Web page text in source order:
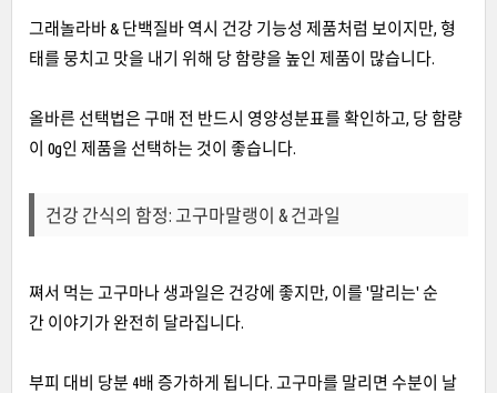
그래놀라바 & 단백질바 역시 건강 기능성 제품처럼 보이지만, 형
태를 뭉치고 맛을 내기 위해 당 함량을 높인 제품이 많습니다.
올바른 선택법은 구매 전 반드시 영양성분표를 확인하고, 당 함량
이 0g인 제품을 선택하는 것이 좋습니다.
건강 간식의 함정: 고구마말랭이 & 건과일
쪄서 먹는 고구마나 생과일은 건강에 좋지만, 이를 '말리는' 순
간 이야기가 완전히 달라집니다.
부피 대비 당분 4배 증가하게 됩니다. 고구마를 말리면 수분이 날